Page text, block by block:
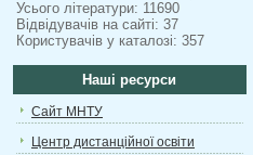
Усього літератури: 11690
Відвідувачів на сайті: 37
Користувачів у каталозі: 357
Наші ресурси
Сайт МНТУ
Центр дистанційної освіти